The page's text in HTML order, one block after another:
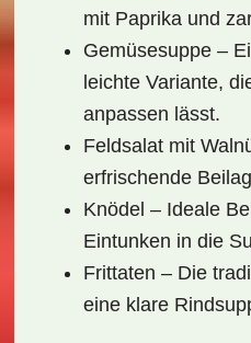
mit Paprika und
Gemüsesuppe –
leichte Variante,
anpassen lässt.
Feldsalat mit
erfrischende
Knödel – Ideale
Eintunken in die
Frittaten – Die
eine klare